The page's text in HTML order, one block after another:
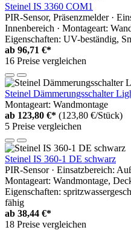
Steinel IS 3360 COM1
PIR-Sensor, Präsenzmelder ·
Innenbereich · Montageart:
Eigenschaften: UV-beständig,
ab 96,71 €*
16 Preise vergleichen
Steinel Dämmerungsschalter
Montageart: Wandmontage
ab 123,80 €* (123,80 €/Stück)
5 Preise vergleichen
Steinel IS 360-1 DE schwarz
PIR-Sensor · Einsatzbereich:
Montageart: Wandmontage,
Eigenschaften:
fähig
ab 38,44 €*
18 Preise vergleichen